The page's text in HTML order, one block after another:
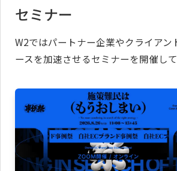
セミナー
W2ではパートナー企業やクライアン
ースを加速させるセミナーを開催して